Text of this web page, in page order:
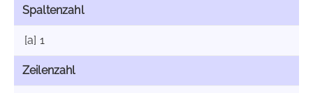
Spaltenzahl
[a] 1
Zeilenzahl